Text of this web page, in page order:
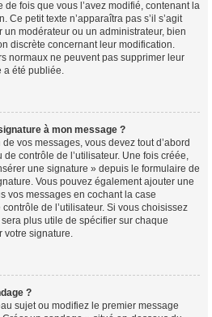
fois que vous l’avez modifié, contenant la
Ce petit texte n’apparaîtra pas s’il s’agit
un modérateur ou un administrateur, bien
discrète concernant leur modification.
normaux ne peuvent pas supprimer leur
a été publiée.
à mon message ?
vos messages, vous devez tout d’abord
contrôle de l’utilisateur. Une fois créée,
une signature » depuis le formulaire de
Vous pouvez également ajouter une
vos messages en cochant la case
de l’utilisateur. Si vous choisissez
plus utile de spécifier sur chaque
votre signature.
?
sujet ou modifiez le premier message